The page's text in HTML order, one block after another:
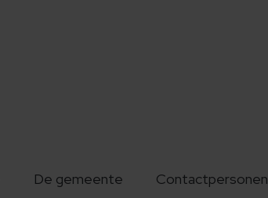
De gemeente Contactpersonen